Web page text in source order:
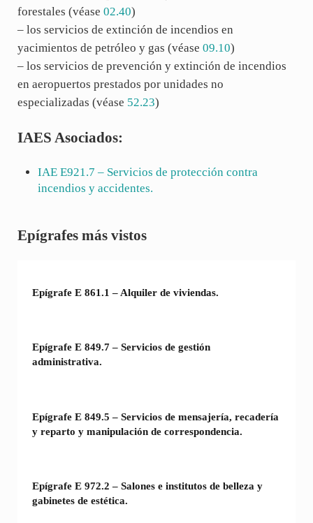
forestales (véase 02.40)
– los servicios de extinción de incendios en
yacimientos de petróleo y gas (véase 09.10)
– los servicios de prevención y extinción de incendios
en aeropuertos prestados por unidades no
especializadas (véase 52.23)
IAES Asociados:
IAEE921.7 – Servicios de protección contra
incendios y accidentes.
Sidebar
Epígrafes más vistos
Epígrafe E 861.1 – Alquiler de viviendas.
Epígrafe E 849.7 – Servicios de gestión
administrativa.
Epígrafe E 849.5 – Servicios de mensajería, recadería
y reparto y manipulación de correspondencia.
Epígrafe E 972.2 – Salones e institutos de belleza y
gabinetes de estética.